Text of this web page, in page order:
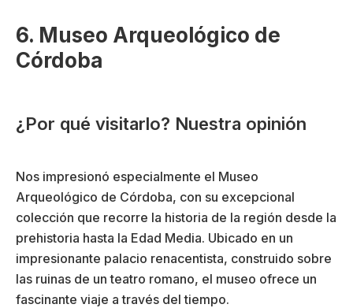
6. Museo Arqueológico de
Córdoba
¿Por qué visitarlo? Nuestra opinión
Nos impresionó especialmente el Museo
Arqueológico de Córdoba, con su excepcional
colección que recorre la historia de la región desde la
prehistoria hasta la Edad Media. Ubicado en un
impresionante palacio renacentista, construido sobre
las ruinas de un teatro romano, el museo ofrece un
fascinante viaje a través del tiempo.